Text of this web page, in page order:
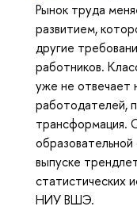
Рынок труда
развитием,
другие
работников.
уже не отвечает
работодателей,
трансформация.
выпуске
статистических
НИУ ВШЭ.